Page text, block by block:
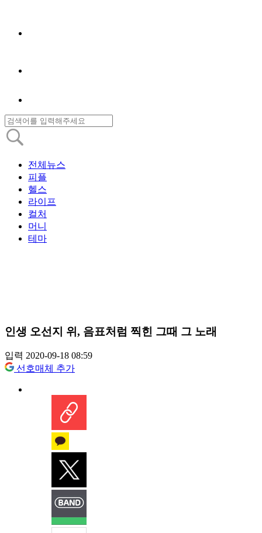
전체뉴스
피플
헬스
라이프
컬처
머니
테마
인생 오선지 위, 음표처럼 찍힌 그때 그 노래
입력 2020-09-18 08:59
선호매체 추가